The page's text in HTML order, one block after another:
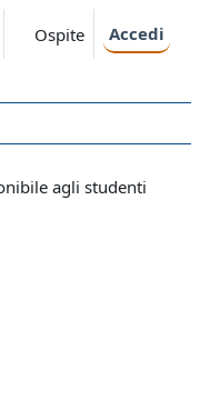
Ospite Accedi
agli studenti